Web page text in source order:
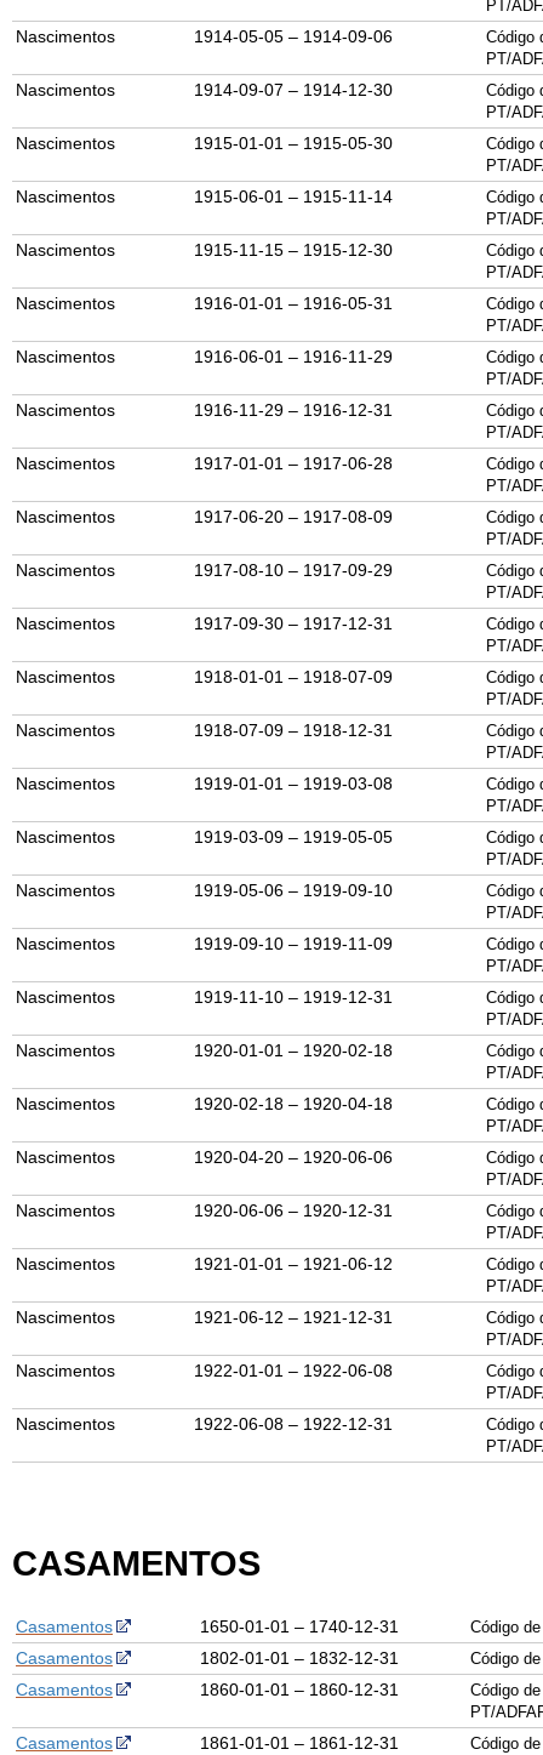
PT/
Nascimentos 1914-05-05 – 1914-09-06
Código
PT/
Nascimentos 1914-09-07 – 1914-12-30
Código
PT/
Nascimentos 1915-01-01 – 1915-05-30
Código
PT/
Nascimentos 1915-06-01 – 1915-11-14
Código
PT/
Nascimentos 1915-11-15 – 1915-12-30
Código
PT/
Nascimentos 1916-01-01 – 1916-05-31
Código
PT/
Nascimentos 1916-06-01 – 1916-11-29
Código
PT/
Nascimentos 1916-11-29 – 1916-12-31
Código
PT/
Nascimentos 1917-01-01 – 1917-06-28
Código
PT/
Nascimentos 1917-06-20 – 1917-08-09
Código
PT/
Nascimentos 1917-08-10 – 1917-09-29
Código
PT/
Nascimentos 1917-09-30 – 1917-12-31
Código
PT/
Nascimentos 1918-01-01 – 1918-07-09
Código
PT/
Nascimentos 1918-07-09 – 1918-12-31
Código
PT/
Nascimentos 1919-01-01 – 1919-03-08
Código
PT/
Nascimentos 1919-03-09 – 1919-05-05
Código
PT/
Nascimentos 1919-05-06 – 1919-09-10
Código
PT/
Nascimentos 1919-09-10 – 1919-11-09
Código
PT/
Nascimentos 1919-11-10 – 1919-12-31
Código
PT/
Nascimentos 1920-01-01 – 1920-02-18
Código
PT/
Nascimentos 1920-02-18 – 1920-04-18
Código
PT/
Nascimentos 1920-04-20 – 1920-06-06
Código
PT/
Nascimentos 1920-06-06 – 1920-12-31
Código
PT/
Nascimentos 1921-01-01 – 1921-06-12
Código
PT/
Nascimentos 1921-06-12 – 1921-12-31
Código
PT/
Nascimentos 1922-01-01 – 1922-06-08
Código
PT/
Nascimentos 1922-06-08 – 1922-12-31
Código
PT/
CASAMENTOS
Casamentos 1650-01-01 – 1740-12-31 Código
Casamentos 1802-01-01 – 1832-12-31 Código
Casamentos 1860-01-01 – 1860-12-31
Código
PT/
Casamentos 1861-01-01 – 1861-12-31
Código